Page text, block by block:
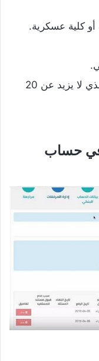
كلية عسكرية.
سجل مفردات المرتب الحالي.. الذي لا يزيد عن 20
في حساب